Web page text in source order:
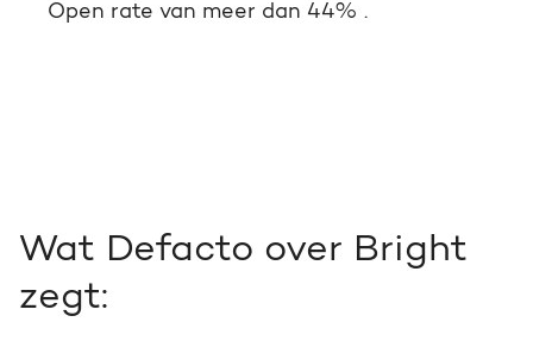
Open rate van meer dan 44% .
Wat Defacto over Bright
zegt: